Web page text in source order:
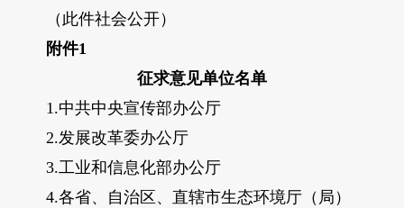
（此件社会公开）
附件1
征求意见单位名单
1.中共中央宣传部办公厅
2.发展改革委办公厅
3.工业和信息化部办公厅
4.各省、自治区、直辖市生态环境厅（局）